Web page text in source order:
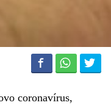
coronavírus,